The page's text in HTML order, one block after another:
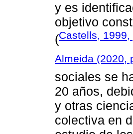
y es
objetivo
(Castells, 1999,
Almeida (2020,
sociales se
20 años,
y otras
colectiva en